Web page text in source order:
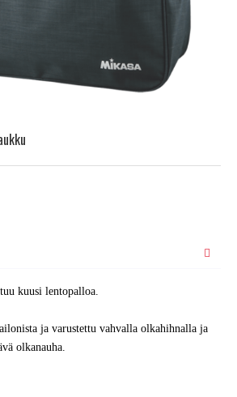
kuusi lentopalloa.
ja varustettu vahvalla olkahihnalla ja
olkanauha.